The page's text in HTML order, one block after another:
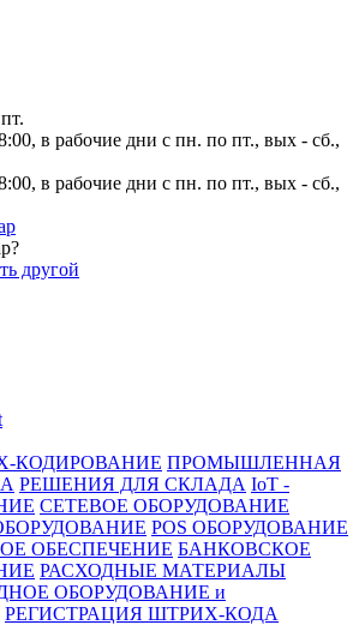
в рабочие дни с пн. по пт., вых - сб.,
в рабочие дни с пн. по пт., вых - сб.,
?
другой
КОДИРОВАНИЕ ПРОМЫШЛЕННАЯ
РЕШЕНИЯ ДЛЯ СКЛАДА IoT -
СЕТЕВОЕ ОБОРУДОВАНИЕ
POS ОБОРУДОВАНИЕ
ОБЕСПЕЧЕНИЕ БАНКОВСКОЕ
РАСХОДНЫЕ МАТЕРИАЛЫ
ОБОРУДОВАНИЕ и
РЕГИСТРАЦИЯ ШТРИХ-КОДА